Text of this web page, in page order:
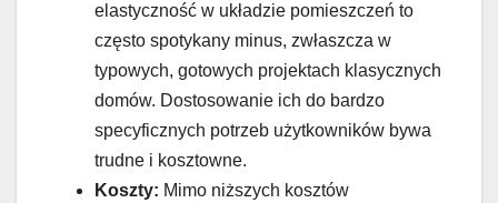
elastyczność w układzie pomieszczeń to
często spotykany minus, zwłaszcza w
typowych, gotowych projektach klasycznych
domów. Dostosowanie ich do bardzo
specyficznych potrzeb użytkowników bywa
trudne i kosztowne.
Koszty: Mimo niższych kosztów